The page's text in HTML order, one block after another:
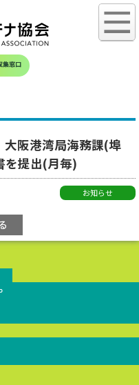
大阪港湾局海務課(埠
を提出(月毎)
お知らせ